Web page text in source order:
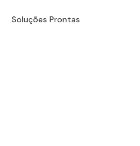
Soluções Prontas